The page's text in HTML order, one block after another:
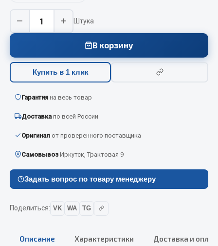
Автозвук
Аксессуары автомобильные
Аптечки и знаки автомобильные
Брызговики
Вентиляторы кабины
Вымпела
Показать ещё
Весь раздел
Смазочные материалы
Масла
Охладжающие жидкости
Весь раздел
− + Штука
В корзину
Купить в 1 клик
Гарантия на весь товар
Доставка по всей России
Оригинал от проверенного поставщика
Самовывоз Иркутск, Трактовая 9
Задать вопрос по товару менеджеру
Поделиться: VK WA TG
Описание Характеристики Доставка и